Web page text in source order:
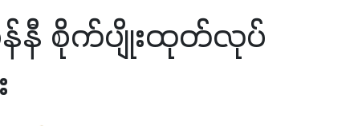
နီ စိုက်ပျိုးထုတ်လုပ်